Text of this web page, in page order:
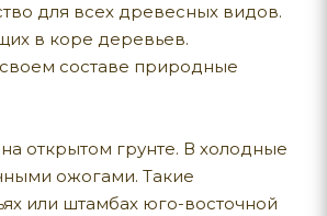
для всех древесных видов.
в коре деревьев.
составе природные
открытом грунте. В холодные
ожогами. Такие
или штамбах юго-восточной